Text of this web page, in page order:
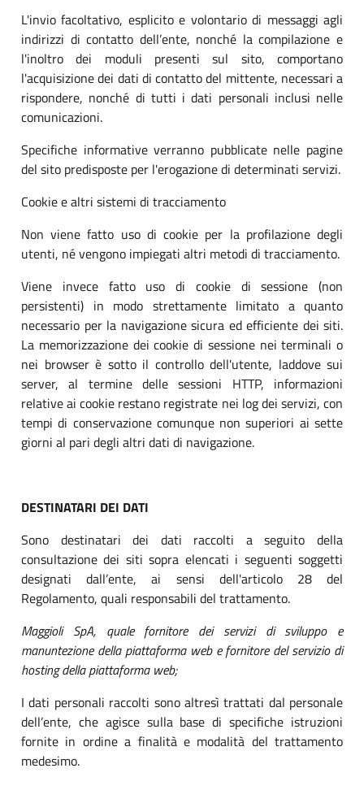
L'invio facoltativo, esplicito e volontario di messaggi agli
indirizzi di contatto dell’ente, nonché la compilazione e
l'inoltro dei moduli presenti sul sito, comportano
l'acquisizione dei dati di contatto del mittente, necessari a
rispondere, nonché di tutti i dati personali inclusi nelle
comunicazioni.
Specifiche informative verranno pubblicate nelle pagine
del sito predisposte per l'erogazione di determinati servizi.
Cookie e altri sistemi di tracciamento
Non viene fatto uso di cookie per la profilazione degli
utenti, né vengono impiegati altri metodi di tracciamento.
Viene invece fatto uso di cookie di sessione (non
persistenti) in modo strettamente limitato a quanto
necessario per la navigazione sicura ed efficiente dei siti.
La memorizzazione dei cookie di sessione nei terminali o
nei browser è sotto il controllo dell'utente, laddove sui
server, al termine delle sessioni HTTP, informazioni
relative ai cookie restano registrate nei log dei servizi, con
tempi di conservazione comunque non superiori ai sette
giorni al pari degli altri dati di navigazione.
DESTINATARI DEI DATI
Sono destinatari dei dati raccolti a seguito della
consultazione dei siti sopra elencati i seguenti soggetti
designati dall’ente, ai sensi dell'articolo 28 del
Regolamento, quali responsabili del trattamento.
Maggioli SpA, quale fornitore dei servizi di sviluppo e
manuntezione della piattaforma web efornitore del servizio di
hosting della piattaforma web;
I dati personali raccolti sono altresì trattati dal personale
dell’ente, che agisce sulla base di specifiche istruzioni
fornite in ordine a finalità e modalità del trattamento
medesimo.